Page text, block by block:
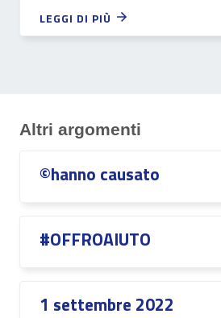
LEGGI DI PIÙ
Altri argomenti
©hanno causato
#OFFROAIUTO
1 settembre 2022